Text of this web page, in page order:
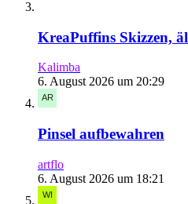
KreaPuffins Skizzen,
Kalimba
6. August 2026 um 20:29
Pinsel aufbewahren
artflo
6. August 2026 um 18:21